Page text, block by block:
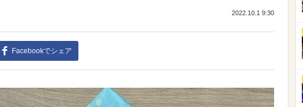
2022.10.1 9:30
Facebookでシェア